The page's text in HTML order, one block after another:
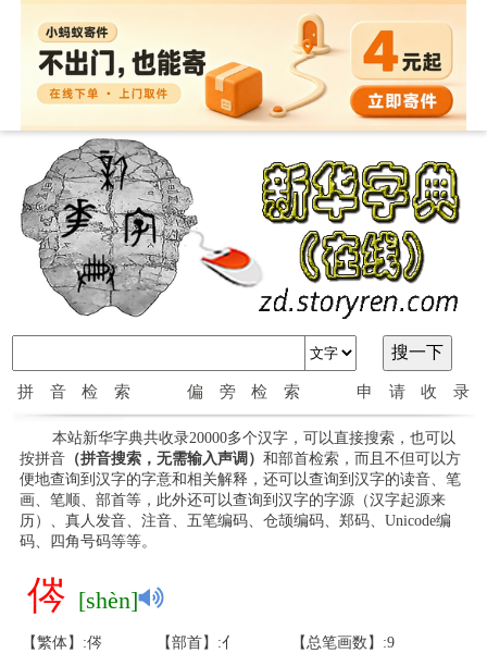
拼音检索 偏旁检索 申请收录
本站新华字典共收录20000多个汉字，可以直接搜索，也可以
按拼音（拼音搜索，无需输入声调） 和部首检索，而且不但可以方
便地查询到汉字的字意和相关解释，还可以查询到汉字的读音、笔
画、笔顺、部首等，此外还可以查询到汉字的字源（汉字起源来
历）、真人发音、注音、五笔编码、仓颉编码、郑码、Unicode编
码、四角号码等等。
侺 [shèn]
【繁体】:侺 【部首】:亻 【总笔画数】:9